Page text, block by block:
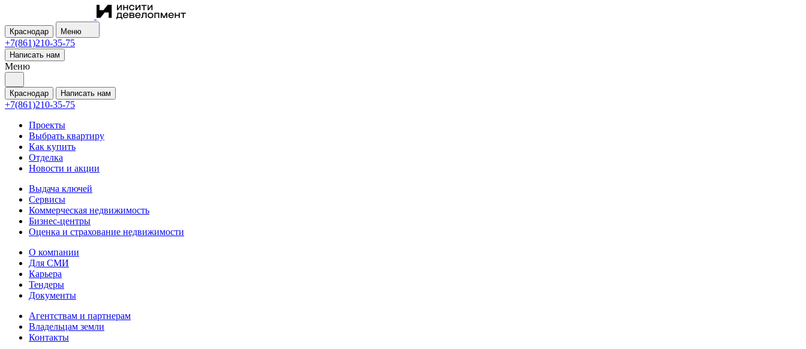
Краснодар Меню
+7(861)210-35-75
Написать нам
Меню
Краснодар Написать нам
+7(861)210-35-75
Проекты
Выбрать квартиру
Как купить
Отделка
Новости и акции
Выдача ключей
Сервисы
Коммерческая недвижимость
Бизнес-центры
Оценка и страхование недвижимости
О компании
Для СМИ
Карьера
Тендеры
Документы
Агентствам и партнерам
Владельцам земли
Контакты